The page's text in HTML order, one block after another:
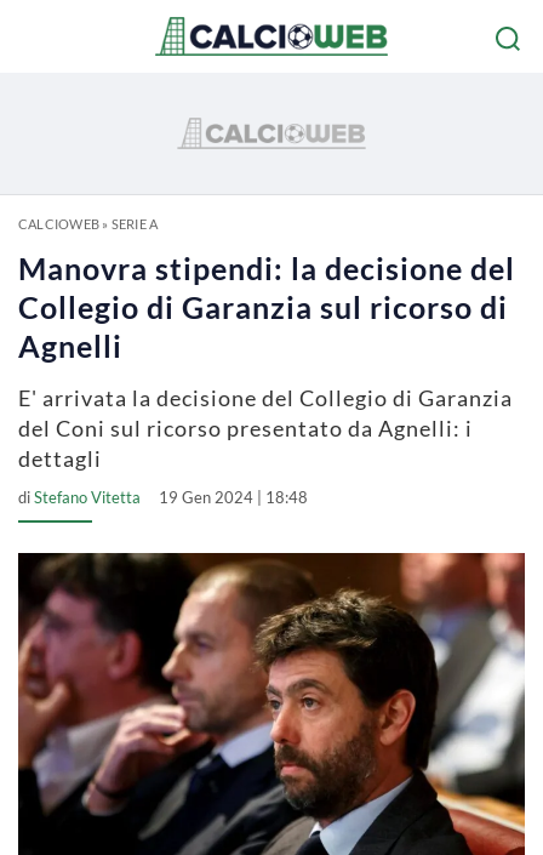
CALCIOWEB» SERIE A
Manovra stipendi: la decisione del
Collegio di Garanzia sul ricorso di
Agnelli
E' arrivata la decisione del Collegio di Garanzia
del Coni sul ricorso presentato da Agnelli: i
dettagli
diStefano Vitetta 19 Gen 2024 | 18:48